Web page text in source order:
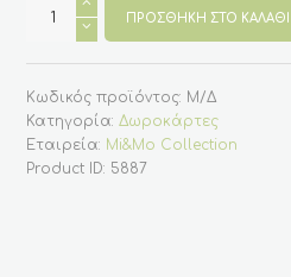
50€
ποσότητα
ΠΡΟΣΘΉΚΗ ΣΤΟ ΚΑΛΆΘΙ
Κωδικός προϊόντος: Μ/Δ
Κατηγορία:Δωροκάρτες
Εταιρεία: Mi&Mo Collection
Product ID: 5887